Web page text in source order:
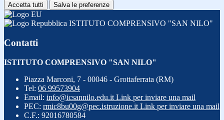
Accetta tutti Salva le preferenze
ISTITUTO COMPRENSIVO "SAN NILO"
Contatti
ISTITUTO COMPRENSIVO "SAN NILO"
Piazza Marconi, 7 - 00046 - Grottaferrata (RM)
Tel: 06 99573904
Email: info@icsannilo.edu.it Link per inviare una mail
PEC: rmic8bu00g@pec.istruzione.it Link per inviare una mail
C.F.: 92016780584